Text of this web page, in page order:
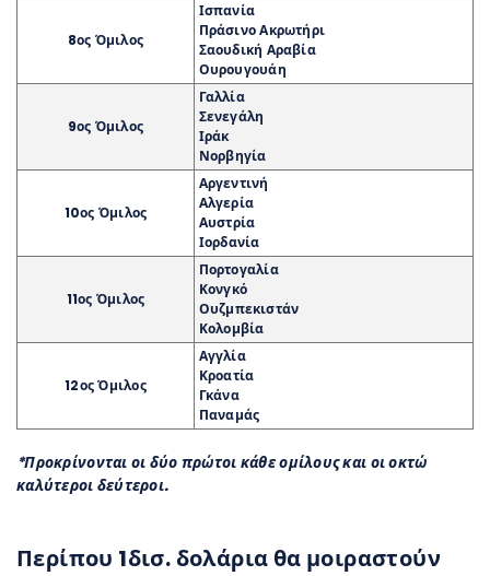
8ος Όμιλος
Ισπανία
Πράσινο Ακρωτήρι
Σαουδική Αραβία
Ουρουγουάη
9ος Όμιλος
Γαλλία
Σενεγάλη
Ιράκ
Νορβηγία
10ος Όμιλος
Αργεντινή
Αλγερία
Αυστρία
Ιορδανία
11ος Όμιλος
Πορτογαλία
Κονγκό
Ουζμπεκιστάν
Κολομβία
12ος Όμιλος
Αγγλία
Κροατία
Γκάνα
Παναμάς
*Προκρίνονται οι δύο πρώτοι κάθε ομίλους και οι οκτώ
καλύτεροι δεύτεροι.
Περίπου 1δισ. δολάρια θα μοιραστούν